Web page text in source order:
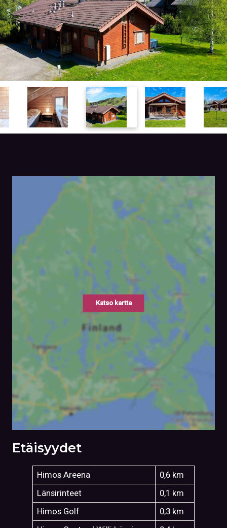
Katso kartta
Etäisyydet
Himos Areena
0,6 km
Länsirinteet
0,1 km
Himos Golf
0,3 km